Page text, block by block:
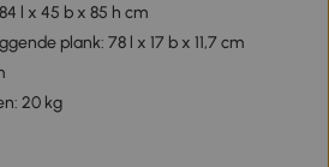
l x 45 b x 85 h cm
plank: 78 l x 17 b x 11,7 cm
20 kg